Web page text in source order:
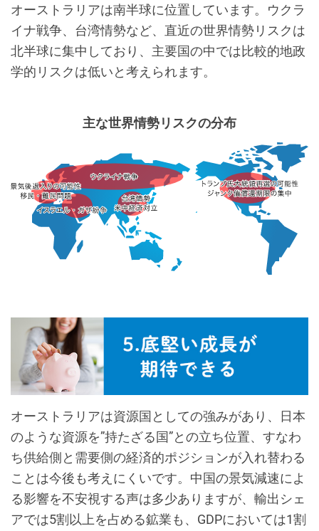
オーストラリアは南半球に位置しています。ウクラ
イナ戦争、台湾情勢など、直近の世界情勢リスクは
北半球に集中しており、主要国の中では比較的地政
学的リスクは低いと考えられます。
主な世界情勢リスクの分布
オーストラリアは資源国としての強みがあり、日本
のような資源を”持たざる国”との立ち位置、すなわ
ち供給側と需要側の経済的ポジションが入れ替わる
ことは今後も考えにくいです。中国の景気減速によ
る影響を不安視する声は多少ありますが、輸出シェ
アでは5割以上を占める鉱業も、GDPにおいては1割